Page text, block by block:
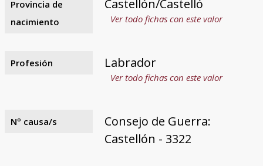
Provincia de
nacimiento
Castellón/Castelló
Ver todo fichas con este valor
Profesión Labrador
Ver todo fichas con este valor
Nº causa/s
Consejo de Guerra:
Castellón - 3322